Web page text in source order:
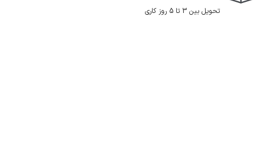
تحویل بین 3 تا 5 روز کاری